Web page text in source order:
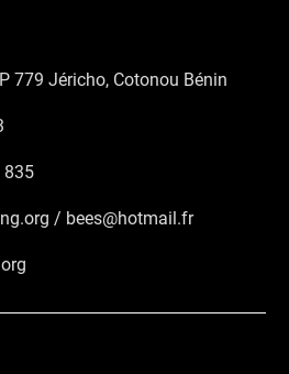
779 Jéricho, Cotonou Bénin
835
/ bees@hotmail.fr